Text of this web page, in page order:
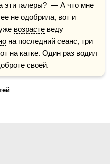
не одобрила, вот и
возрасте веду
на последний сеанс, три
на катке. Один раз водил
своей.